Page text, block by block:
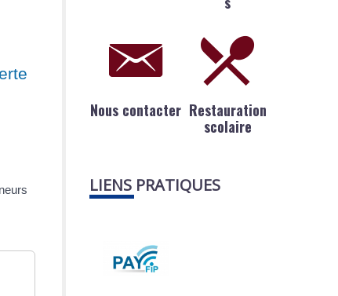
Nous contacter Restauration
scolaire
LIENS PRATIQUES